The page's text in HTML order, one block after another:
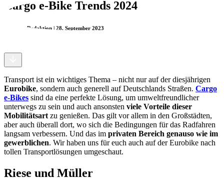
Cargo e-Bike Trends 2024
e-motion Redaktion | 28. September 2023
Transport ist ein wichtiges Thema – nicht nur auf der diesjährigen
Eurobike, sondern auch generell auf Deutschlands Straßen. Cargo
e-Bikes sind da eine perfekte Lösung, um umweltfreundlicher
unterwegs zu sein und auch ansonsten viele Vorteile dieser
Mobilitätsart zu genießen. Das gilt vor allem in den Großstädten,
aber auch überall dort, wo sich die Bedingungen für das Radfahren
langsam verbessern. Und das im privaten Bereich genauso wie im
gewerblichen. Wir haben uns für euch auch auf der Eurobike nach
tollen Transportlösungen umgeschaut.
Riese und Müller